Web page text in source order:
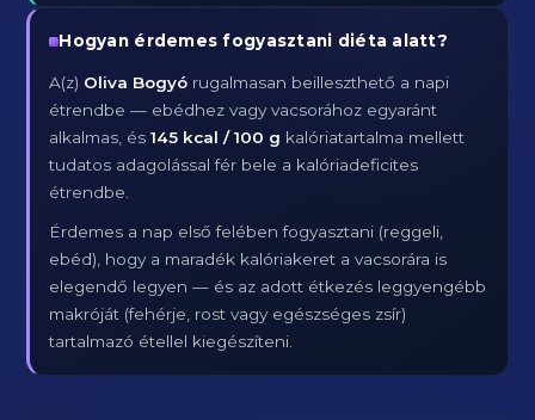
Hogyan érdemes fogyasztani diéta alatt?
A(z) Oliva Bogyó rugalmasan beilleszthető a napi
étrendbe — ebédhez vagy vacsorához egyaránt
alkalmas, és145 kcal / 100 g kalóriatartalma mellett
tudatos adagolással fér bele a kalóriadeficites
étrendbe.
Érdemes a nap első felében fogyasztani (reggeli,
ebéd), hogy a maradék kalóriakeret a vacsorára is
elegendő legyen — és az adott étkezés leggyengébb
makróját (fehérje, rost vagy egészséges zsír)
tartalmazó étellel kiegészíteni.